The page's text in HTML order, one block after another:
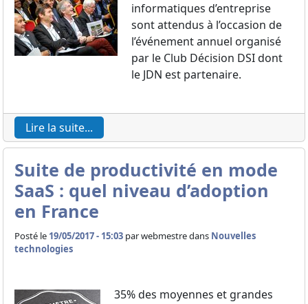
informatiques d’entreprise
sont attendus à l’occasion de
l’événement annuel organisé
par le Club Décision DSI dont
le JDN est partenaire.
Lire la suite...
Suite de productivité en mode
SaaS : quel niveau d’adoption
en France
Posté le 19/05/2017 - 15:03 parwebmestre dans Nouvelles
technologies
35% des moyennes et grandes